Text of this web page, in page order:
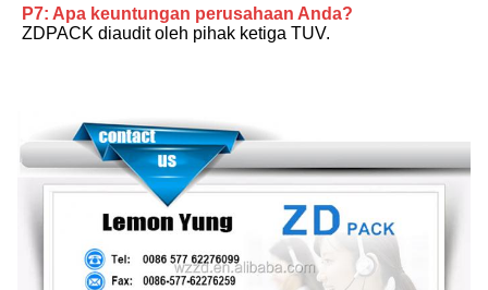
P7: Apa keuntungan perusahaan Anda?
ZDPACK diaudit oleh pihak ketiga TUV.